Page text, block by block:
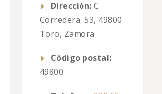
Dirección: C.
Corredera, 53, 49800
Toro, Zamora
Código postal:
49800